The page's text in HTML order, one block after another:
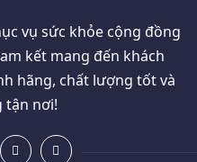
vụ sức khỏe cộng đồng
kết mang đến khách
hãng, chất lượng tốt và
tận nơi!